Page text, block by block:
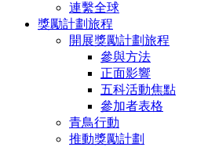
連繫全球
獎勵計劃旅程
開展獎勵計劃旅程
參與方法
正面影響
五科活動焦點
參加者表格
青鳥行動
推動獎勵計劃